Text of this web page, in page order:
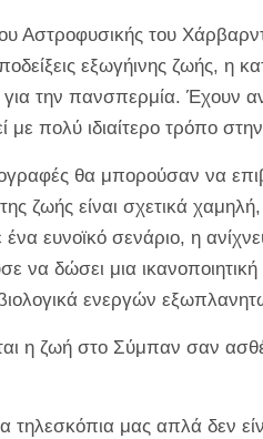
Αστροφυσικής του
εξωγήινης ζωής, η
την πανσπερμία. Έχουν
με πολύ ιδιαίτερο τρόπο
θα μπορούσαν να
ζωής είναι σχετικά
ευνοϊκό σενάριο, η
να δώσει μια
ενεργών
η ζωή στο Σύμπαν σαν
τηλεσκόπια μας απλά δεν